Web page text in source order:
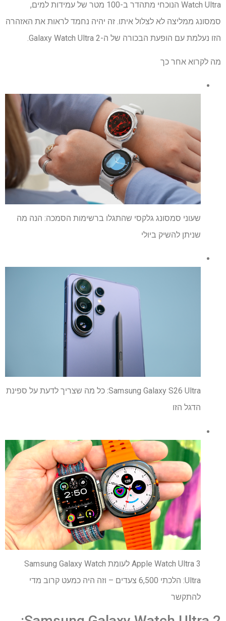
Watch Ultra הנוכחי מתהדר ב-100 מטר של עמידות למים,
סמסונג ממליצה לא לצלול איתו. זה יהיה נחמד לראות את האזהרה
הזו נעלמת עם הופעת הבכורה של ה-Galaxy Watch Ultra 2.
מה לקרוא אחר כך
שעוני סמסונג גלקסי שהתגלו ברשימות הסמכה: הנה מה
שניתן להשיק ביולי
Samsung Galaxy S26 Ultra: כל מה שצריך לדעת על ספינת
הדגל הזו
Apple Watch Ultra 3 לעומת Samsung Galaxy Watch
Ultra: הלכתי 6,500 צעדים – וזה היה כמעט קרוב מדי
להתקשר